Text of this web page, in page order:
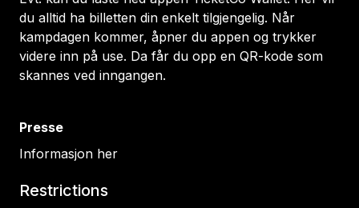
du alltid ha billetten din enkelt tilgjengelig. Når
kampdagen kommer, åpner du appen og trykker
videre inn på use. Da får du opp en QR-kode som
skannes ved inngangen.
Presse
Informasjon her
Restrictions